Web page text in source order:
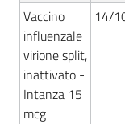
English
site
Vaccino
influenzale
virione split,
inattivato -
Intanza 15
mcg
14/